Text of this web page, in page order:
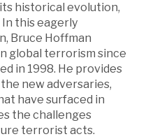
historical evolution,
this eagerly
Bruce Hoffman
global terrorism since
in 1998. He provides
new adversaries,
have surfaced in
the challenges
terrorist acts.